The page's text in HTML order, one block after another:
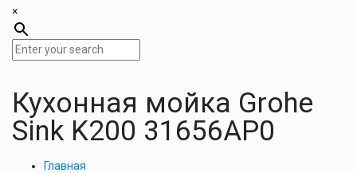
×
Кухонная мойка Grohe
Sink K200 31656AP0
Главная